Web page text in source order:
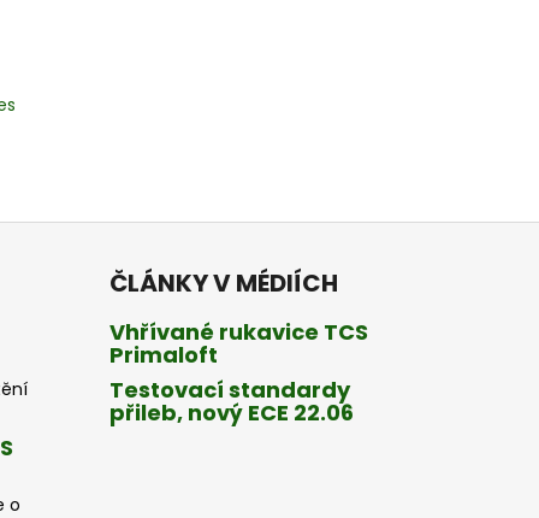
o
ČLÁNKY V MÉDIÍCH
Vhřívané rukavice TCS
Primaloft
Testovací standardy
přileb, nový ECE 22.06